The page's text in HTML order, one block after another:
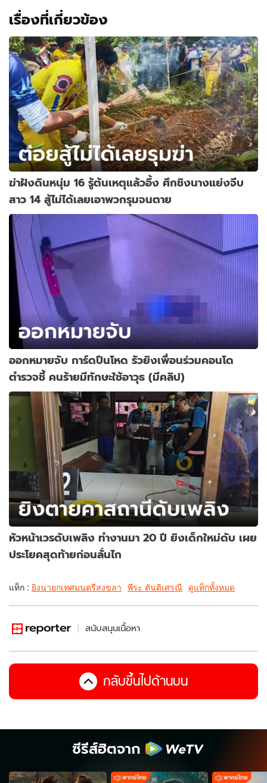
เรื่องที่เกี่ยวข้อง
ฆ่าฝังดินหนุ่ม 16 รู้ต้นเหตุแล้วอึ้ง ศึกชิงนางแย่งจีบ
สาว 14 สู้ไม่ได้เลยเอาพวกรุมจนตาย
ออกหมายจับ การ์ดปืนโหด รัวยิงเพื่อนร่วมคอนโด
ตำรวจชี้ คนร้ายมีทักษะใช้อาวุธ (มีคลิป)
หัวหน้าเวรดับเพลิง ทำงานมา 20 ปี ยิงเด็กใหม่ดับ เผย
ประโยคสุดท้ายก่อนลั่นไก
แท็ก : ยิงนายกเทศมนตรีสงขลา พีระ ตันติเศรณี ดูแท็กทั้งหมด
สนับสนุนเนื้อหา
กลับขึ้นไปด้านบน
ซีรีส์ฮิตจาก